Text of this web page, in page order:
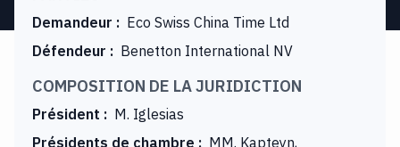
Demandeur : Eco Swiss China Time Ltd
Défendeur : Benetton International NV
COMPOSITION DE LA JURIDICTION
Président : M. Iglesias
Présidents de chambre : MM. Kapteyn,